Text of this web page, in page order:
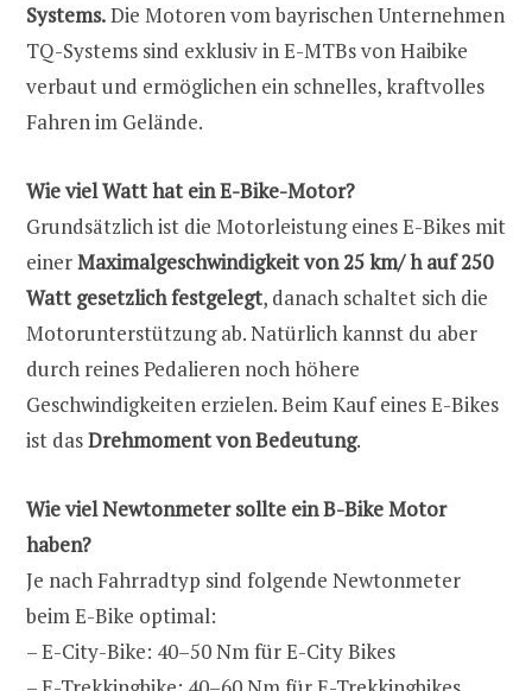
Systems.Die Motoren vom bayrischen Unternehmen
TQ-Systems sind exklusiv in E-MTBs von Haibike
verbaut und ermöglichen ein schnelles, kraftvolles
Fahren im Gelände.
Wie viel Watt hat ein E-Bike-Motor?
Grundsätzlich ist die Motorleistung eines E-Bikes mit
einerMaximalgeschwindigkeit von 25 km/ h auf 250
Watt gesetzlich festgelegt, danach schaltet sich die
Motorunterstützung ab. Natürlich kannst du aber
durch reines Pedalieren noch höhere
Geschwindigkeiten erzielen. Beim Kauf eines E-Bikes
ist dasDrehmoment von Bedeutung.
Wie viel Newtonmeter sollte ein B-Bike Motor
haben?
Je nach Fahrradtyp sind folgende Newtonmeter
beim E-Bike optimal:
– E-City-Bike: 40–50 Nm für E-City Bikes